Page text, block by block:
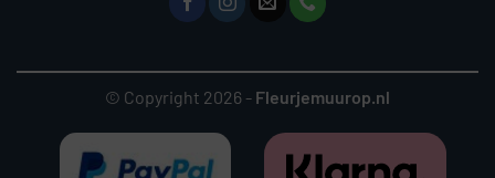
© Copyright 2026 - Fleurjemuurop.nl